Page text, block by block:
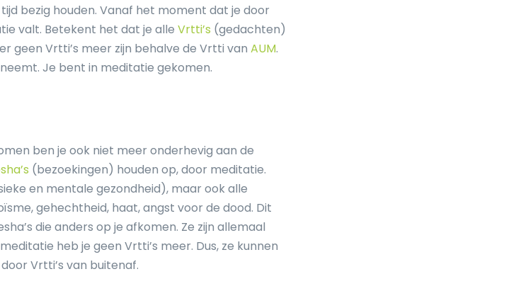
bezig houden. Vanaf het moment dat je door
valt. Betekent het dat je alle Vrtti’s (gedachten)
geen Vrtti’s meer zijn behalve de Vrtti van AUM.
Je bent in meditatie gekomen.
ben je ook niet meer onderhevig aan de
(bezoekingen) houden op, door meditatie.
en mentale gezondheid), maar ook alle
gehechtheid, haat, angst voor de dood. Dit
die anders op je afkomen. Ze zijn allemaal
heb je geen Vrtti’s meer. Dus, ze kunnen
Vrtti’s van buitenaf.